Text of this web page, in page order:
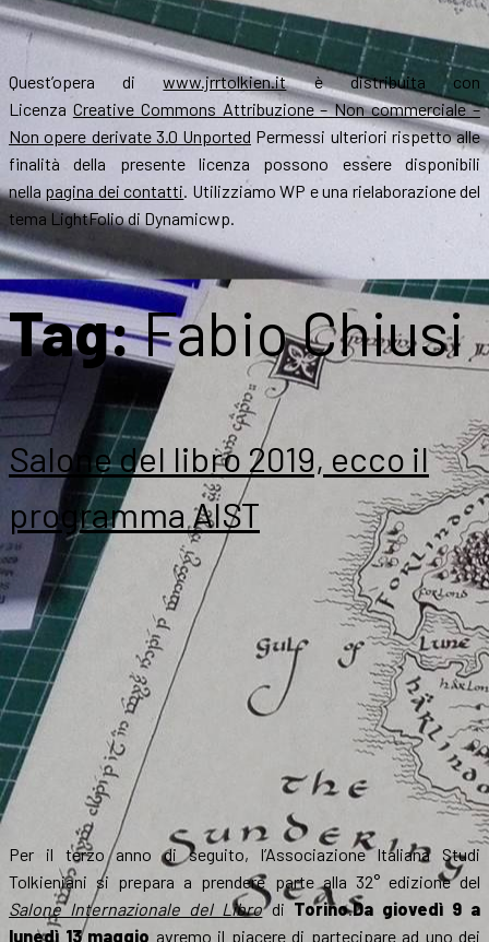
Quest’opera diwww.jrrtolkien.itè distribuita con
Licenza Creative Commons Attribuzione – Non commerciale –
Non opere derivate 3.0 Unported Permessi ulteriori rispetto alle
finalità della presente licenza possono essere disponibili
nella pagina dei contatti. Utilizziamo WP e una rielaborazione del
tema LightFolio di Dynamicwp.
Tag:Fabio Chiusi
Salone del libro 2019, ecco il
programma AIST
Per il terzo anno di seguito, l’Associazione Italiana Studi
Tolkieniani si prepara a prendere parte alla 32° edizione del
Salone Internazionale del Librodi Torino.Da giovedì 9 a
lunedì 13 maggio avremo il piacere di partecipare ad uno dei